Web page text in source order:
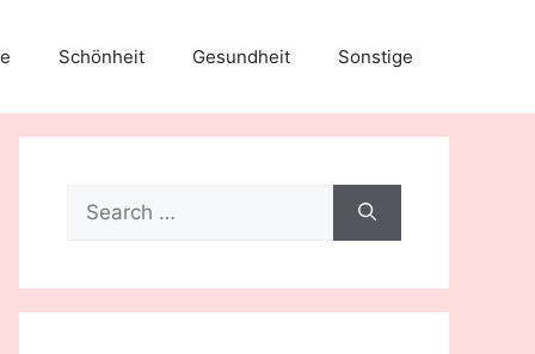
Schönheit Gesundheit Sonstige
Search
for: